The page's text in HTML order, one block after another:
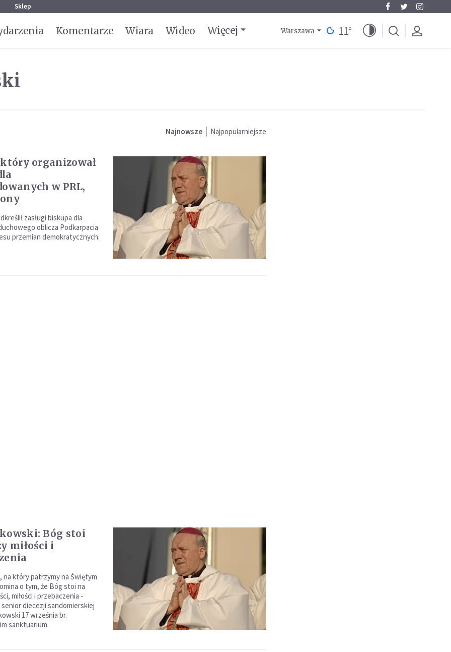
Sklep
Komentarze Wiara Wideo Więcej Warszawa 11°
Najnowsze Najpopularniejsze
organizował
w PRL,
zasługi biskupa dla
oblicza Podkarpacia
przemian demokratycznych.
Bóg stoi
miłości i
na który patrzymy na Świętym
o tym, że Bóg stoi na
miłości i przebaczenia -
senior diecezji sandomierskiej
17 września br.
sanktuarium.